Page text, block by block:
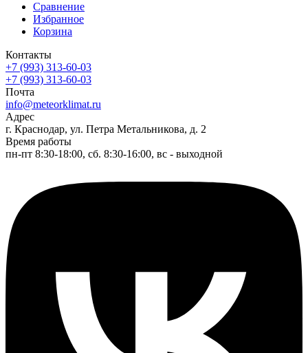
Сравнение
Избранное
Корзина
Контакты
+7 (993) 313-60-03
+7 (993) 313-60-03
Почта
info@meteorklimat.ru
Адрес
г. Краснодар, ул. Петра Метальникова, д. 2
Время работы
пн-пт 8:30-18:00, сб. 8:30-16:00, вс - выходной